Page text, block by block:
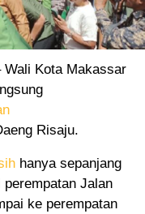
Wali Kota Makassar
Risaju.
hanya sepanjang
Jalan
ke perempatan